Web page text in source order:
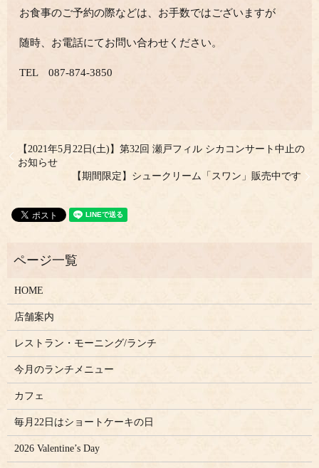
お食事のご予約の際などは、お手数ではございますが
随時、お電話にてお問い合わせください。
TEL 087-874-3850
【2021年5月22日(土)】第32回 瀬戸フィル シカコンサート中止の
お知らせ
【期間限定】シュークリーム「スワン」販売中です
HOME
店舗案内
レストラン・モーニング/ランチ
今月のランチメニュー
カフェ
毎月22日はショートケーキの日
2026 Valentine’s Day